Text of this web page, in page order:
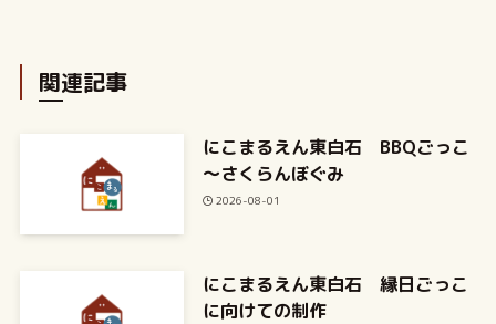
関連記事
にこまるえん東白石 BBQごっこ
～さくらんぼぐみ
2026-08-01
にこまるえん東白石 縁日ごっこ
に向けての制作